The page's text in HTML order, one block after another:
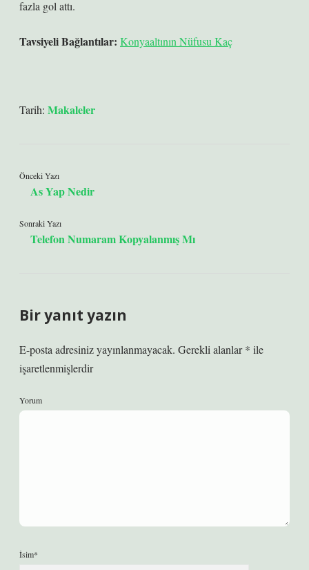
fazla gol attı.
Tavsiyeli Bağlantılar: Konyaaltının Nüfusu Kaç
Tarih: Makaleler
Önceki Yazı
As Yap Nedir
Sonraki Yazı
Telefon Numaram Kopyalanmış Mı
Bir yanıt yazın
E-posta adresiniz yayınlanmayacak. Gerekli alanlar* ile
işaretlenmişlerdir
Yorum
İsim*